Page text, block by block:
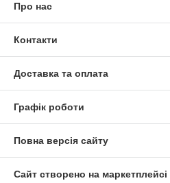
Про нас
Контакти
Доставка та оплата
Графік роботи
Повна версія сайту
Сайт створено на маркетплейсі